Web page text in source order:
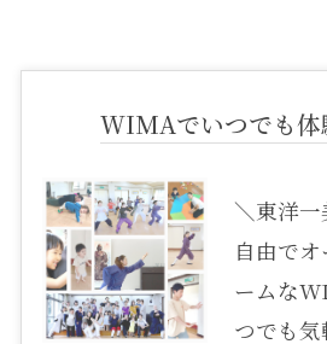
WIMAでいつでも体
＼東洋
自由で
ームな
つでも